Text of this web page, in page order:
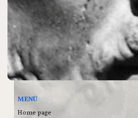
MENÙ
Home page